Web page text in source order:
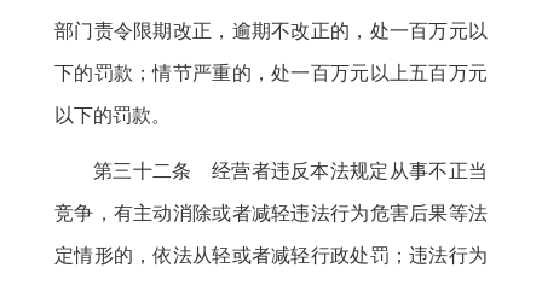
部门责令限期改正，逾期不改正的 ， 处一百万元以
下的罚款；情节严重的 ，处一百万元以上五百万元
以下的罚款。
第三十二条 经营者违反本法规定从事不正当
竞争 ， 有主动消除或者减轻违法行为危害后果等法
定情形的，依法从轻或者减轻行政处罚 ； 违法行为